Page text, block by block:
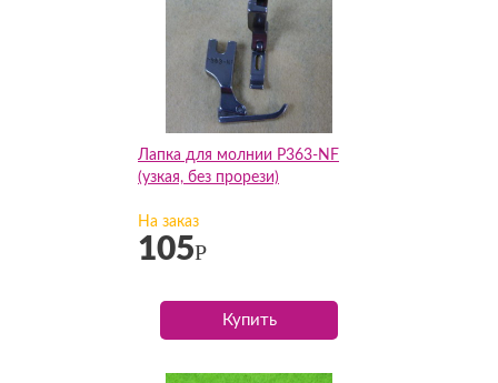
Лапка для молнии P363-NF
(узкая, без прорези)
На заказ
105Р
Купить